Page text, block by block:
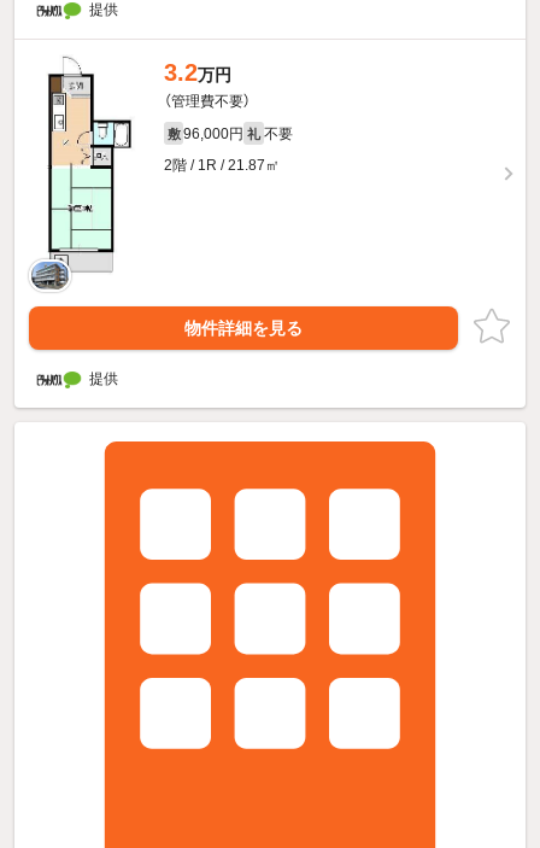
提供
3.2万円
（管理費不要）
敷 96,000円 礼 不要
2階 / 1R / 21.87㎡
物件詳細を見る
提供